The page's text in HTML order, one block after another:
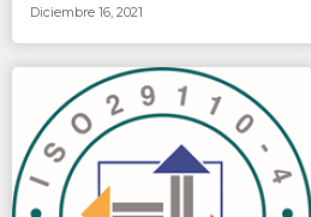
Diciembre 16, 2021